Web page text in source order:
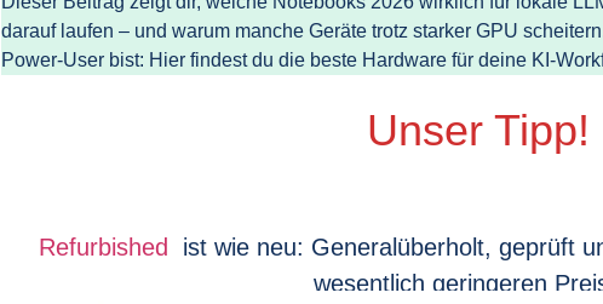
darauf laufen – und warum manche Geräte trotz starker GPU
Power‑User bist: Hier findest du die beste Hardware für deine
Unser Tipp!
Refurbished
ist wie neu: Generalüberholt, geprüft
wesentlich geringeren